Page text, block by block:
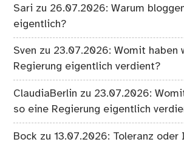
Sari zu 26.07.2026: Warum
eigentlich?
Sven zu 23.07.2026: Womit haben
Regierung eigentlich verdient?
ClaudiaBerlin zu 23.07.2026:
so eine Regierung eigentlich
Bock zu13.07.2026: Toleranz oder